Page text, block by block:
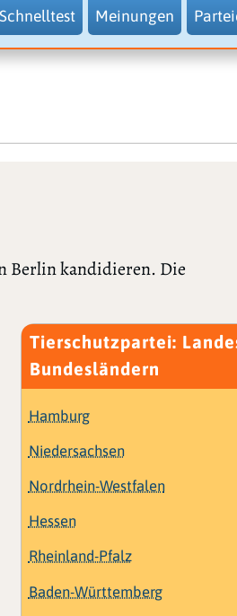
Schnelltest Meinungen
Berlin kandidieren. Die
Tierschutzpartei:
Bundesländern
Hamburg
Niedersachsen
Nordrhein-Westfalen
Hessen
Rheinland-Pfalz
Baden-Württemberg